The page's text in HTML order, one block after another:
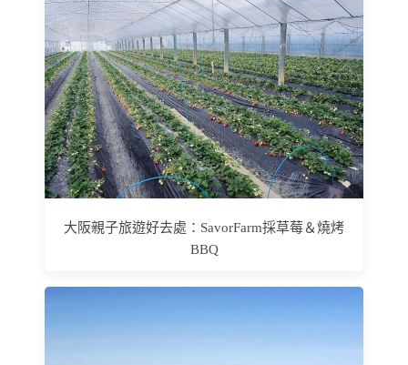
大阪親子旅遊好去處：SavorFarm採草莓＆燒烤
BBQ